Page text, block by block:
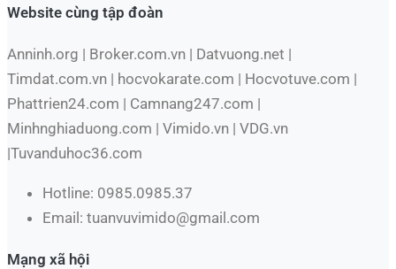
Website cùng tập đoàn
Anninh.org | Broker.com.vn | Datvuong.net |
Timdat.com.vn | hocvokarate.com | Hocvotuve.com |
Phattrien24.com | Camnang247.com |
Minhnghiaduong.com | Vimido.vn | VDG.vn
|Tuvanduhoc36.com
Hotline: 0985.0985.37
Email: tuanvuvimido@gmail.com
Mạng xã hội